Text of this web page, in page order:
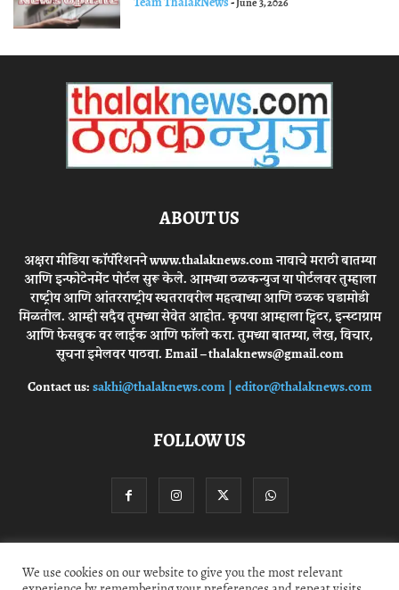
ABOUT US
अक्षरा मीडिया कॉर्पोरेशनने www.thalaknews.com नावाचे मराठी बातम्या
आणि इन्फोटेनमेंट पोर्टल सुरू केले. आमच्या ठळकन्युज या पोर्टलवर तुम्हाला
राष्ट्रीय आणि आंतरराष्ट्रीय स्घतरावरील महत्वाच्या आणि ठळक घडामोडी
मिळतील. आम्ही सदैव तुमच्या सेवेत आहोत. कृपया आम्हाला ट्विटर, इन्स्टाग्राम
आणि फेसबुक वर लाईक आणि फॉलो करा. तुमच्या बातम्या, लेख, विचार,
सूचना इमेलवर पाठवा. Email – thalaknews@gmail.com
Contact us:sakhi@thalaknews.com | editor@thalaknews.com
FOLLOW US
Privacy Policy Contact Us
We use cookies on our website to give you the most relevant